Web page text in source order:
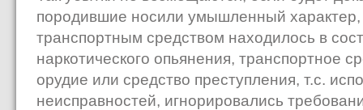
породившие носили умышленный
транспортным средством находилось в
наркотического опьянения, транспортное
орудие или средство преступления, т.с.
неисправностей, игнорировались